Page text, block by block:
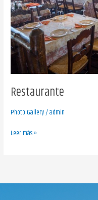
Restaurante
Photo Gallery/admin
Leer más »